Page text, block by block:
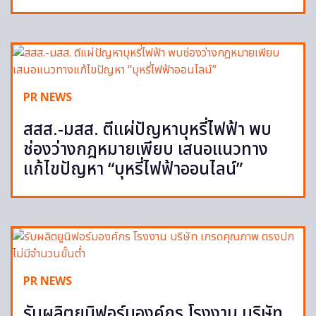
PR NEWS
สสส.-มสส. ตีแผ่ปัญหาบุหรี่ไฟฟ้า พบ
ช่องว่างกฎหมายเพียบ เสนอแนวทาง
แก้ไขปัญหา “บุหรี่ไฟฟ้าออนไลน์”
PR NEWS